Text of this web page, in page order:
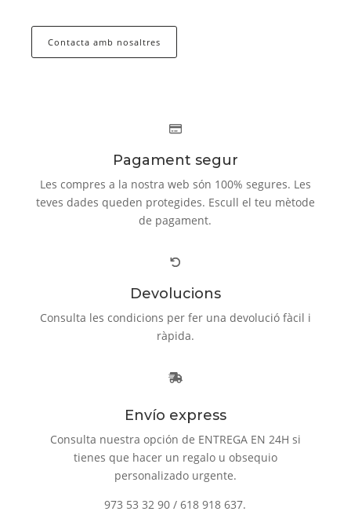
Contacta amb nosaltres
Pagament segur
Les compres a la nostra web són 100% segures. Les
teves dades queden protegides. Escull el teu mètode
de pagament.
Devolucions
Consulta les condicions per fer una devolució fàcil i
ràpida.
Envío express
Consulta nuestra opción de ENTREGA EN 24H si
tienes que hacer un regalo u obsequio
personalizado urgente.
973 53 32 90 / 618 918 637.